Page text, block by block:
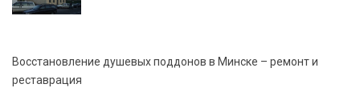
Восстановление душевых поддонов в Минске – ремонт и
реставрация